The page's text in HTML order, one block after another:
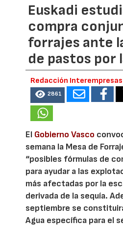
Euskadi
compra
forrajes ante
de pastos por
Redacción Interempresas
2861
El Gobierno Vasco
semana la Mesa de
“posibles fórmulas de
para ayudar a las
más afectadas por la
derivada de la sequía.
septiembre se
Agua específica para el